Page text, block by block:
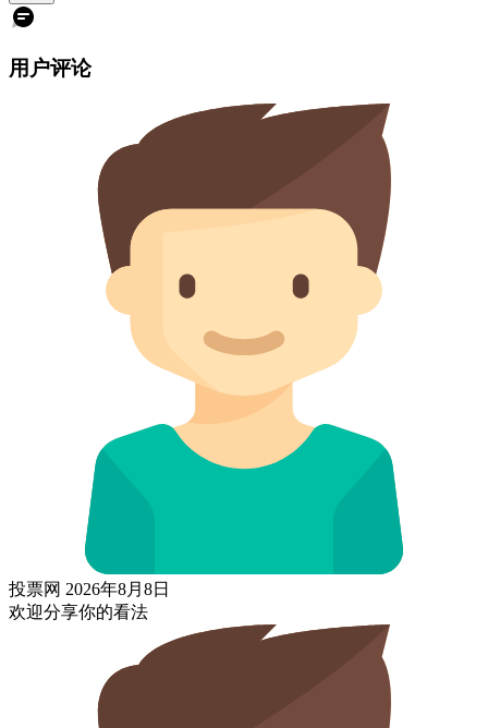
用户评论
投票网 2026年8月8日
欢迎分享你的看法